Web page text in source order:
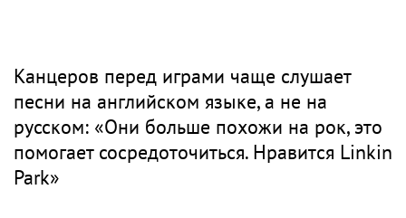
Канцеров перед играми чаще слушает
песни на английском языке, а не на
русском: «Они больше похожи на рок, это
помогает сосредоточиться. Нравится Linkin
Park»